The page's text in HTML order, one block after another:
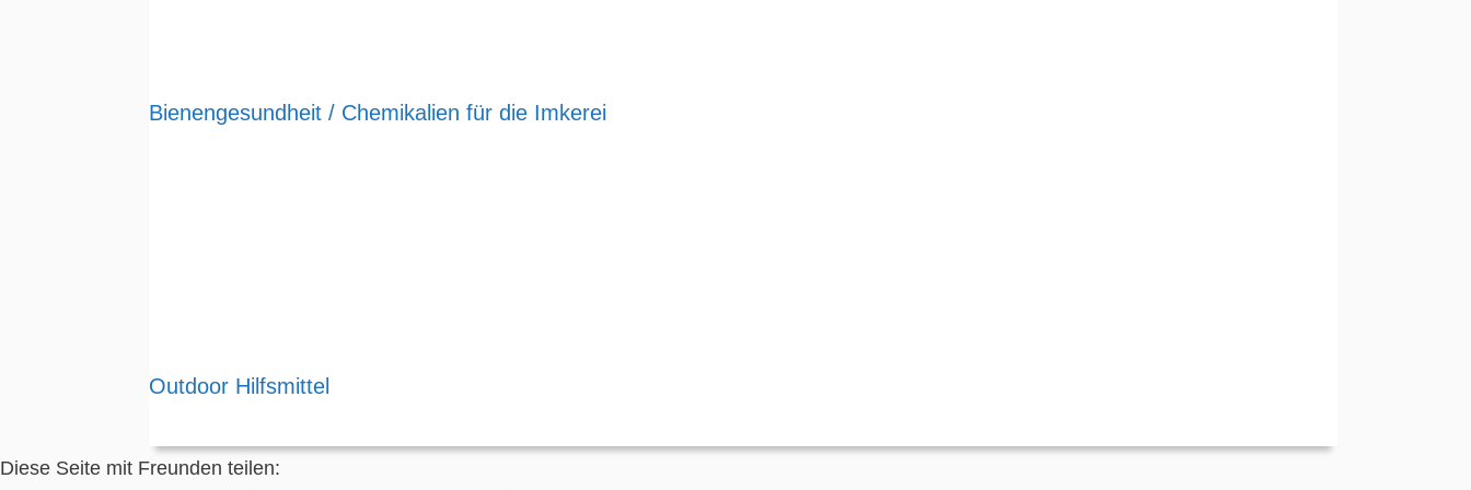
Bienengesundheit / Chemikalien für die Imkerei
Outdoor Hilfsmittel
Diese Seite mit Freunden teilen: